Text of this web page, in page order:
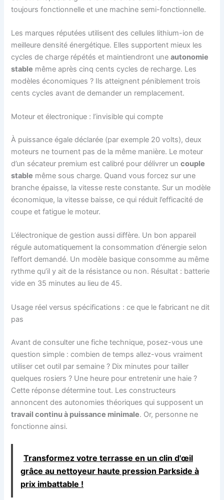
toujours fonctionnelle et une machine semi-fonctionnelle.
Les marques réputées utilisent des cellules lithium-ion de
meilleure densité énergétique. Elles supportent mieux les
cycles de charge répétés et maintiendront uneautonomie
stable même après cinq cents cycles de recharge. Les
modèles économiques ? Ils atteignent péniblement trois
cents cycles avant de demander un remplacement.
Moteur et électronique : l’invisible qui compte
À puissance égale déclarée (par exemple 20 volts), deux
moteurs ne tournent pas de la même manière. Le moteur
d’un sécateur premium est calibré pour délivrer uncouple
stable même sous charge. Quand vous forcez sur une
branche épaisse, la vitesse reste constante. Sur un modèle
économique, la vitesse baisse, ce qui réduit l’efficacité de
coupe et fatigue le moteur.
L’électronique de gestion aussi diffère. Un bon appareil
régule automatiquement la consommation d’énergie selon
l’effort demandé. Un modèle basique consomme au même
rythme qu’il y ait de la résistance ou non. Résultat : batterie
vide en 35 minutes au lieu de 45.
Usage réel versus spécifications : ce que le fabricant ne dit
pas
Avant de consulter une fiche technique, posez-vous une
question simple : combien de temps allez-vous vraiment
utiliser cet outil par semaine ? Dix minutes pour tailler
quelques rosiers ? Une heure pour entretenir une haie ?
Cette réponse détermine tout. Les constructeurs
annoncent des autonomies théoriques qui supposent un
travail continu à puissance minimale. Or, personne ne
fonctionne ainsi.
Transformez votre terrasse en un clin d'œil
grâce au nettoyeur haute pression Parkside à
prix imbattable !